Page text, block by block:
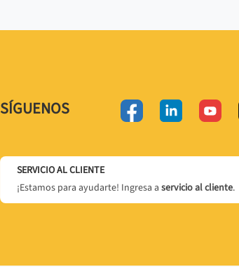
SÍGUENOS
SERVICIO AL CLIENTE
¡Estamos para ayudarte! Ingresa a servicio al cliente.